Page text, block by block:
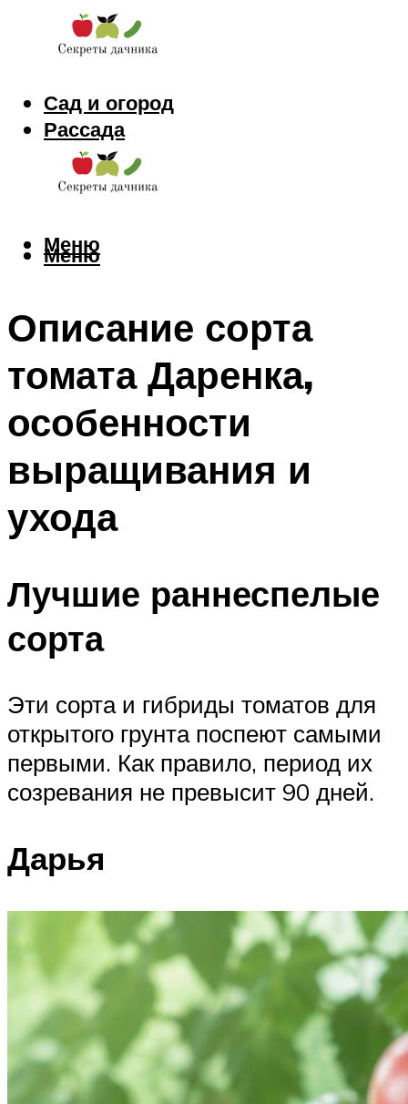
Сад и огород
Рассада
Цветы
Заготовки
Меню
Меню
Описание сорта
томата Даренка,
особенности
выращивания и
ухода
Лучшие раннеспелые
сорта
Эти сорта и гибриды томатов для
открытого грунта поспеют самыми
первыми. Как правило, период их
созревания не превысит 90 дней.
Дарья